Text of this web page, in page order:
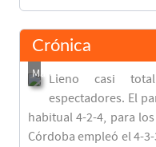
Crónica
Lleno casi
espectadores. El
habitual 4-2-4, para
Córdoba empleó el 4-